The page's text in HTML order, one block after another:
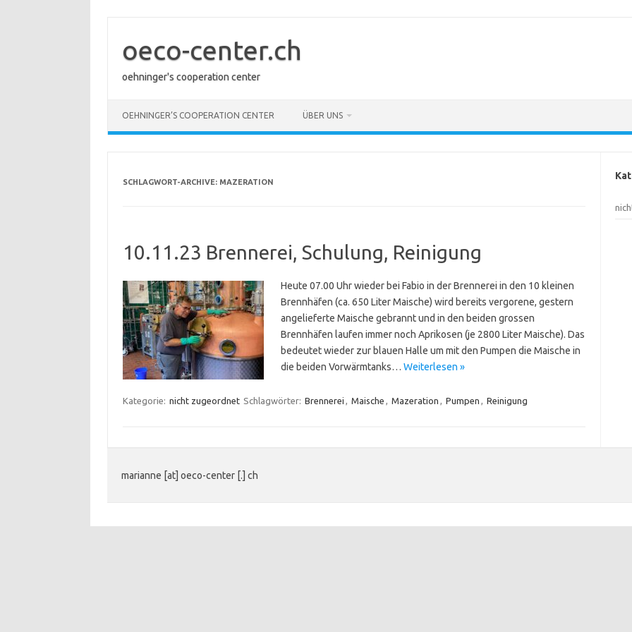
oeco-center.ch
oehninger's cooperation center
OEHNINGER’S COOPERATION CENTER ÜBER UNS
SCHLAGWORT-ARCHIVE: MAZERATION
10.11.23 Brennerei, Schulung, Reinigung
Heute 07.00 Uhr wieder bei Fabio in der Brennerei in den 10 kleinen
Brennhäfen (ca. 650 Liter Maische) wird bereits vergorene, gestern
angelieferte Maische gebrannt und in den beiden grossen
Brennhäfen laufen immer noch Aprikosen (je 2800 Liter Maische). Das
bedeutet wieder zur blauen Halle um mit den Pumpen die Maische in
die beiden Vorwärmtanks… Weiterlesen »
Kategorie: nicht zugeordnet Schlagwörter: Brennerei , Maische , Mazeration , Pumpen , Reinigung
marianne [at] oeco-center [.] ch